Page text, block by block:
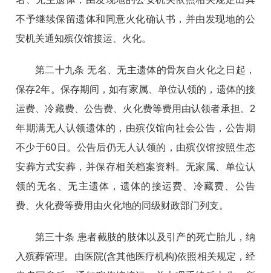
不予继续保留遗体和同意火化确认书，并由发现地的公
安机关通知殡仪馆接运、火化。
第二十九条 无名、无主遗体的骨灰自火化之日起，
保存2年。保存期间，如有家属、单位认领的，遗体的接
运费、冷藏费、公告费、火化费等费用由认领者承担。2
年期满无人认领遗体的，由殡仪馆向社会公告，公告期
不少于60日。公告后仍无人认领的，由殡仪馆按照生态
安葬方式安葬，并保存相关档案资料。无家属、单位认
领的无名、无主遗体，遗体的接运费、冷藏费、公告
费、火化费等费用由火化地的同级财政部门列支。
第三十条 患者截肢的肢体以及引产的死亡胎儿，纳
入殡葬管理。由医院(含其他医疗机构)依照相关规定，经